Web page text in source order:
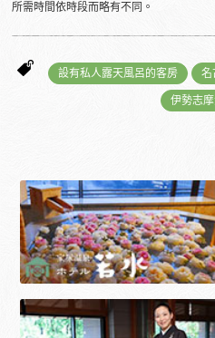
所需時間依時段而略有不同。
設有私人露天風呂的客房 名
伊勢志